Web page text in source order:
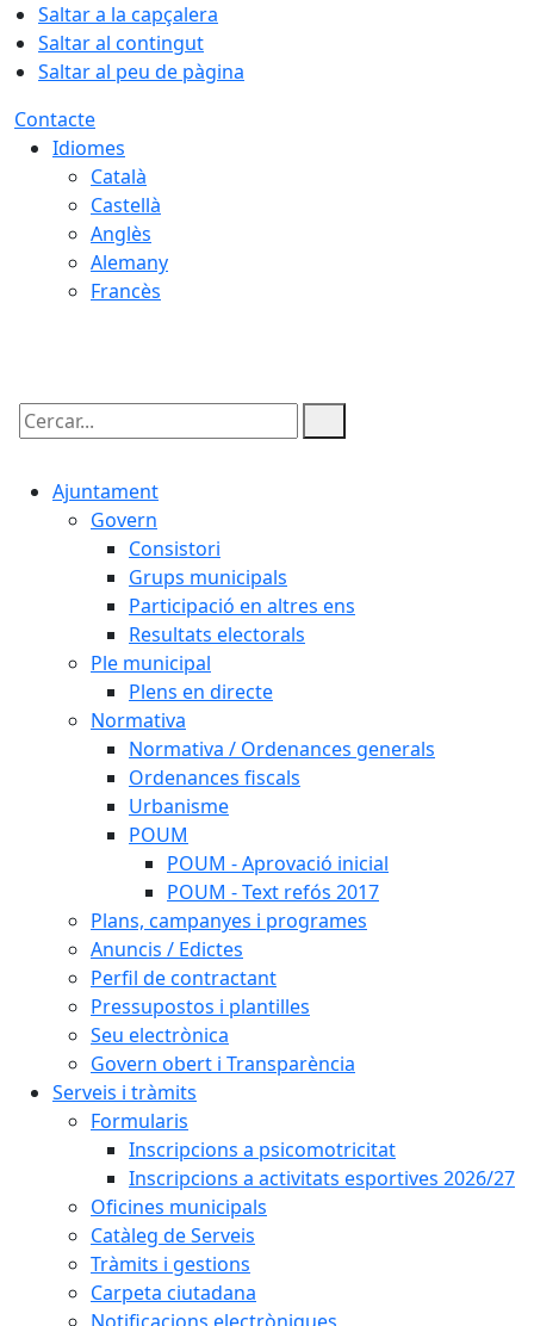
Saltar a la capçalera
Saltar al contingut
Saltar al peu de pàgina
Contacte
Idiomes
Català
Castellà
Anglès
Alemany
Francès
Cercar:
Ajuntament
Govern
Consistori
Grups municipals
Participació en altres ens
Resultats electorals
Ple municipal
Plens en directe
Normativa
Normativa / Ordenances generals
Ordenances fiscals
Urbanisme
POUM
POUM - Aprovació inicial
POUM - Text refós 2017
Plans, campanyes i programes
Anuncis / Edictes
Perfil de contractant
Pressupostos i plantilles
Seu electrònica
Govern obert i Transparència
Serveis i tràmits
Formularis
Inscripcions a psicomotricitat
Inscripcions a activitats esportives 2026/27
Oficines municipals
Catàleg de Serveis
Tràmits i gestions
Carpeta ciutadana